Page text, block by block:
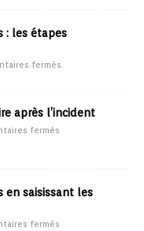
: les étapes
fermés
après l’incident
fermés
en saisissant les
fermés